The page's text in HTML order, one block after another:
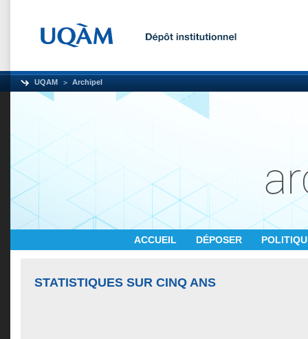
UQAM Archipel
ACCUEIL DÉPOSER
STATISTIQUES SUR CINQ ANS